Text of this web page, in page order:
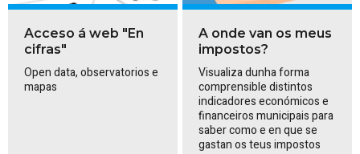
Acceso á web "En
cifras"
Open data, observatorios e
mapas
A onde van os meus
impostos?
Visualiza dunha forma
comprensible distintos
indicadores económicos e
financeiros municipais para
saber como e en que se
gastan os teus impostos